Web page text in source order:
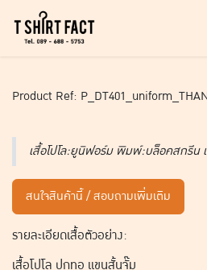
Skip to Content
Product Ref:
เสื้อโปโล:ยูนิฟอร์ม พิมพ์:บล็อคสกรีน
สนใจสินค้านี้ / สอบถามเพิ่มเติม
รายละเอียดเสื้อตัวอย่าง:
เสื้อโปโล ปกทอ แขนสั้นจั๊ม